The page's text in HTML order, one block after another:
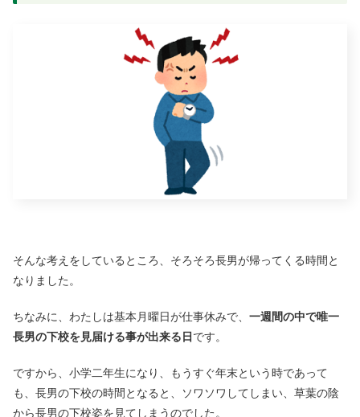
そんな考えをしているところ、そろそろ長男が帰ってくる時間と
なりました。
ちなみに、わたしは基本月曜日が仕事休みで、 一週間の中で唯一
長男の下校を見届ける事が出来る日 です。
ですから、小学二年生になり、もうすぐ年末という時であって
も、長男の下校の時間となると、ソワソワしてしまい、草葉の陰
から長男の下校姿を見てしまうのでした。